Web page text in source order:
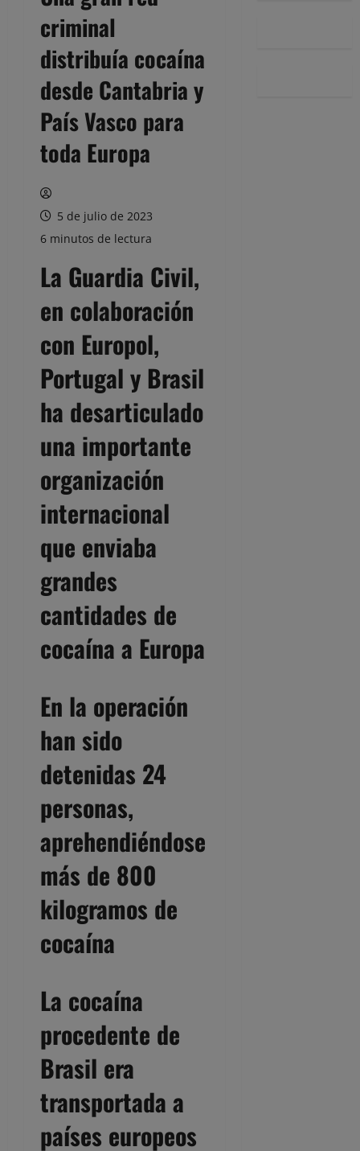
criminal
distribuía cocaína
desde Cantabria y
País Vasco para
toda Europa
5 de julio de 2023
6 minutos de lectura
La Guardia Civil,
en colaboración
con Europol,
Portugal y Brasil
ha desarticulado
una importante
organización
internacional
que enviaba
grandes
cantidades de
cocaína a Europa
En la operación
han sido
detenidas 24
personas,
aprehendiéndose
más de 800
kilogramos de
cocaína
La cocaína
procedente de
Brasil era
transportada a
países europeos